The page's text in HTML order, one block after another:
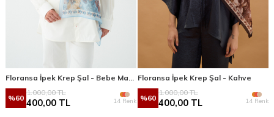
%60
1.000,00TL
400,00 TL 14 Renk
Floransa İpek Krep Şal - Kahve
%60
1.000,00TL
400,00 TL 14 Renk